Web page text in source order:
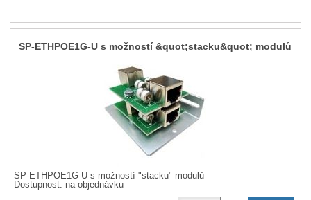
SP-ETHPOE1G-U s možností &quot;stacku&quot; modulů
SP-ETHPOE1G-U s možností "stacku" modulů
Dostupnost: na objednávku